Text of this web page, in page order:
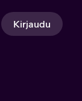
Kirjaudu